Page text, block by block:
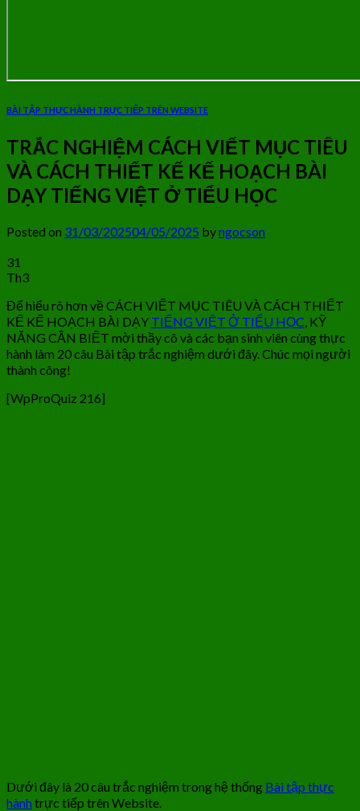
BÀI TẬP THỰC HÀNH TRỰC TIẾP TRÊN WEBSITE
TRẮC NGHIỆM CÁCH VIẾT MỤC TIÊU
VÀ CÁCH THIẾT KẾ KẾ HOẠCH BÀI
DẠY TIẾNG VIỆT Ở TIỂU HỌC
Posted on 31/03/202504/05/2025 byngocson
31
Th3
Để hiểu rõ hơn về CÁCH VIẾT MỤC TIÊU VÀ CÁCH THIẾT
KẾ KẾ HOẠCH BÀI DẠY TIẾNG VIỆT Ở TIỂU HỌC, KỸ
NĂNG CẦN BIẾT mời thầy cô và các bạn sinh viên cùng thực
hành làm 20 câu Bài tập trắc nghiệm dưới đây. Chúc mọi người
thành công!
[WpProQuiz 216]
Dưới đây là 20 câu trắc nghiệm trong hệ thống Bài tập thực
hànhtrực tiếp trên Website.